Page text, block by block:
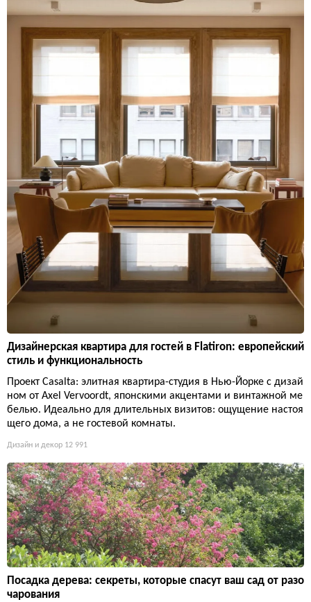
Дизайнерская квартира для гостей в Flatiron: европейский
стиль и функциональность
Проект Casalta: элитная квартира-студия в Нью-Йорке с дизай
ном от Axel Vervoordt, японскими акцентами и винтажной ме
белью. Идеально для длительных визитов: ощущение настоя
щего дома, а не гостевой комнаты.
Дизайн и декор 12 991
Посадка дерева: секреты, которые спасут ваш сад от разо
чарования